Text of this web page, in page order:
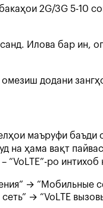
2G/3G 5-10
Илова бар ин,
додани
маъруфи
на ҳама вақт
ро
→ “Мобильные
→ “VoLTE